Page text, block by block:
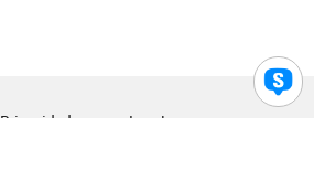
Privacidad Legal